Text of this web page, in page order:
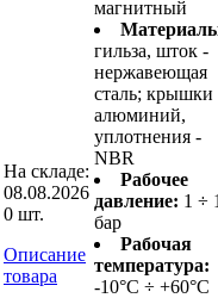
На складе:
08.08.2026
0 шт.
Описание
товара
магнитный
гильза, шток -
нержавеющая
сталь; крышки
алюминий,
уплотнения -
NBR
Рабочее
давление: 1 ÷
бар
Рабочая
температура:
-10°C ÷ +60°C